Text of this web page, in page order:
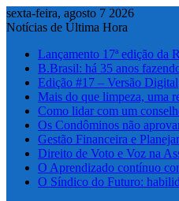
sexta-feira, agosto 7 2026
Notícias de Última Hora
Lançamento 17ª edição da
B.Brasil: há 35 anos
Edição #17 – Versão Digital
Mais do que limpeza, uma
Como lidar com um
Os Condôminos não
Gestão Financeira e
Direito de Voto e Voz na
O Aprendizado contínuo
O Síndico do Futuro: